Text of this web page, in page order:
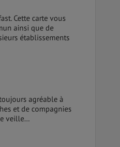
Cette carte vous
ainsi que de
établissements
agréable à
et de compagnies
veille...